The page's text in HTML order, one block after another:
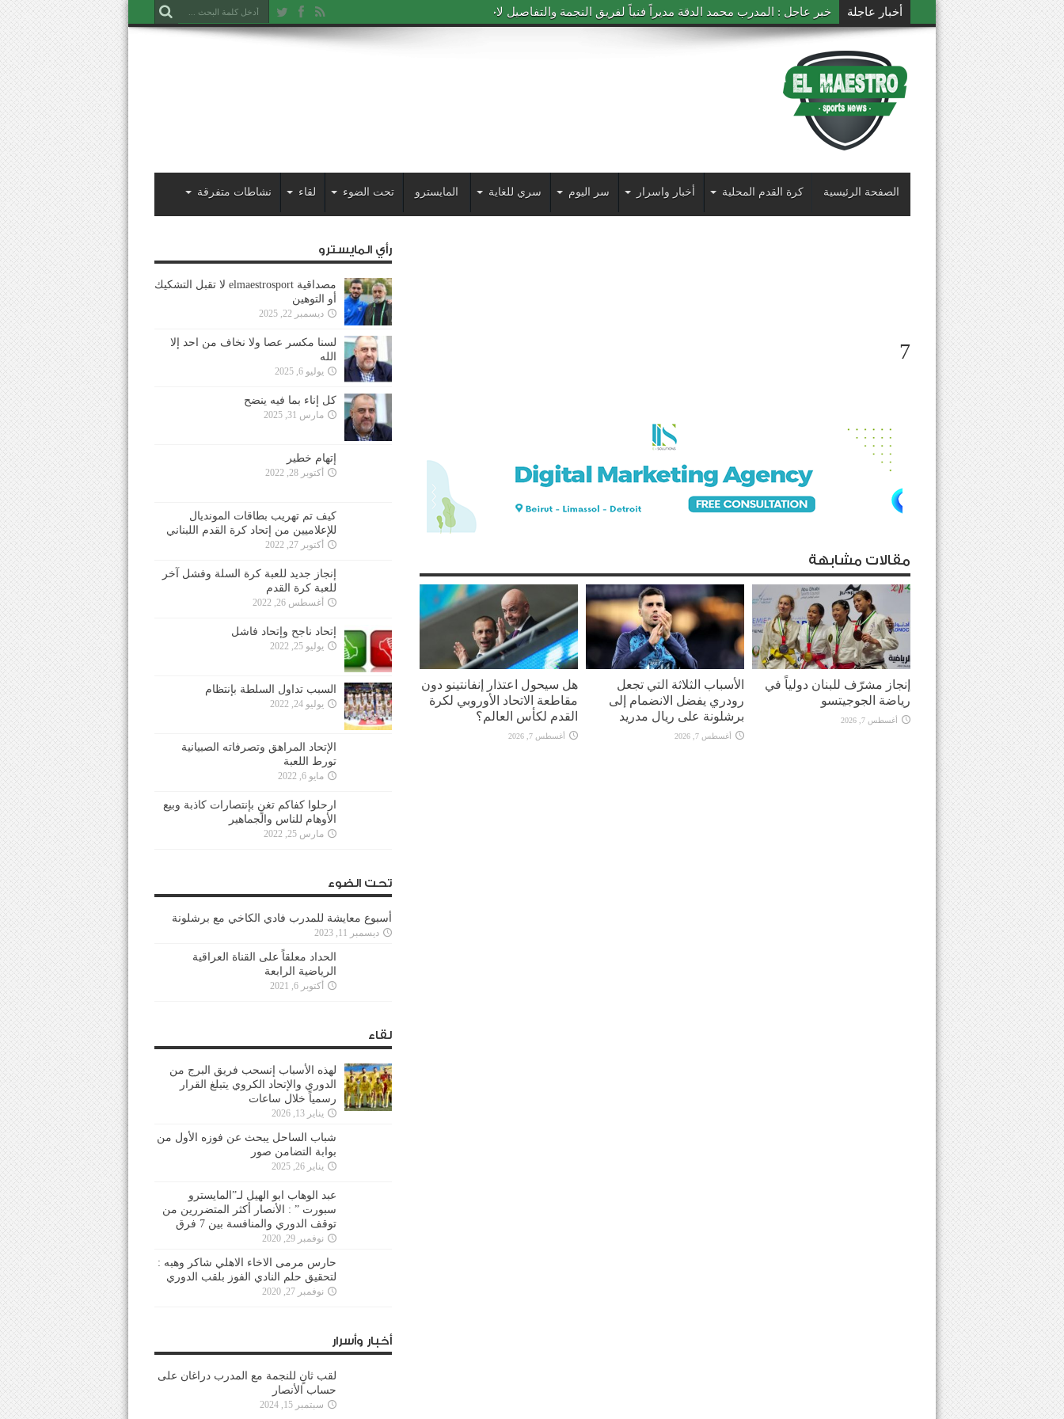
أخبار عاجلة خبر عاجل : المدرب محمد الدقة مديراً فنياً لفريق النجمة والتفاصيل لاحقاً
الصفحة الرئيسية كرة القدم المحلية أخبار واسرار سر اليوم سري للغاية المايسترو تحت الضوء لقاء نشاطات متفرقة
7
مقالات مشابهة
إنجاز مشرّف للبنان دولياً في
رياضة الجوجيتسو
أغسطس 7, 2026
الأسباب الثلاثة التي تجعل
رودري يفضل الانضمام إلى
برشلونة على ريال مدريد
أغسطس 7, 2026
هل سيحول اعتذار إنفانتينو دون
مقاطعة الاتحاد الأوروبي لكرة
القدم لكأس العالم؟
أغسطس 7, 2026
رأي المايسترو
مصداقية elmaestrosport لا تقبل التشكيك
أو التوهين
ديسمبر 22, 2025
لسنا مكسر عصا ولا نخاف من احد إلا
الله
يوليو 6, 2025
كل إناء بما فيه ينضح
مارس 31, 2025
إتهام خطير
أكتوبر 28, 2022
كيف تم تهريب بطاقات المونديال
للإعلاميين من إتحاد كرة القدم اللبناني
أكتوبر 27, 2022
إنجاز جديد للعبة كرة السلة وفشل آخر
للعبة كرة القدم
أغسطس 26, 2022
إتحاد ناجح وإتحاد فاشل
يوليو 25, 2022
السبب تداول السلطة بإنتظام
يوليو 24, 2022
الإتحاد المراهق وتصرفاته الصبيانية
تورط اللعبة
مايو 6, 2022
ارحلوا كفاكم تغنٍ بإنتصارات كاذبة وبيع
الأوهام للناس والجماهير
مارس 25, 2022
تحت الضوء
أسبوع معايشة للمدرب فادي الكاخي مع برشلونة
ديسمبر 11, 2023
الحداد معلقاً على القناة العراقية
الرياضية الرابعة
أكتوبر 6, 2021
لقاء
لهذه الأسباب إنسحب فريق البرج من
الدوري والإتحاد الكروي يتبلغ القرار
رسمياً خلال ساعات
يناير 13, 2026
شباب الساحل يبحث عن فوزه الأول من
بوابة التضامن صور
يناير 26, 2025
عبد الوهاب ابو الهيل لـ”المايسترو
سبورت ” : الأنصار أكثر المتضررين من
توقف الدوري والمنافسة بين 7 فرق
نوفمبر 29, 2020
حارس مرمى الاخاء الاهلي شاكر وهبه :
لتحقيق حلم النادي الفوز بلقب الدوري
نوفمبر 27, 2020
أخبار وأسرار
لقب ثانٍ للنجمة مع المدرب دراغان على
حساب الأنصار
سبتمبر 15, 2024